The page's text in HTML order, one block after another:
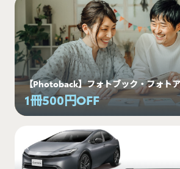
【Photoback】フォトブック・フォト
1冊500円OFF